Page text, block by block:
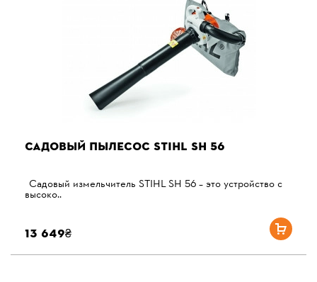
САДОВЫЙ ПЫЛЕСОС STIHL SH 56
Садовый измельчитель STIHL SH 56 – это устройство с
высоко..
13 649₴